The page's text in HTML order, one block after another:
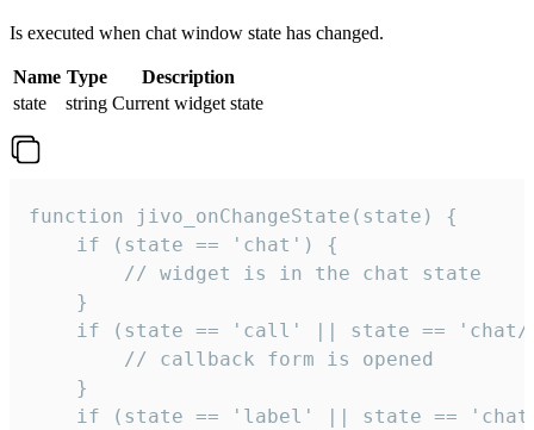
Is executed when chat window state has changed.
Name Type
Description
state
string Current widget state
function jivo_onChangeState(state) {
    if (state == 'chat') {
        // widget is in the chat state
    }
if (state == 'call' || state ==
        // callback form is opened
    }
if (state == 'label' || state ==